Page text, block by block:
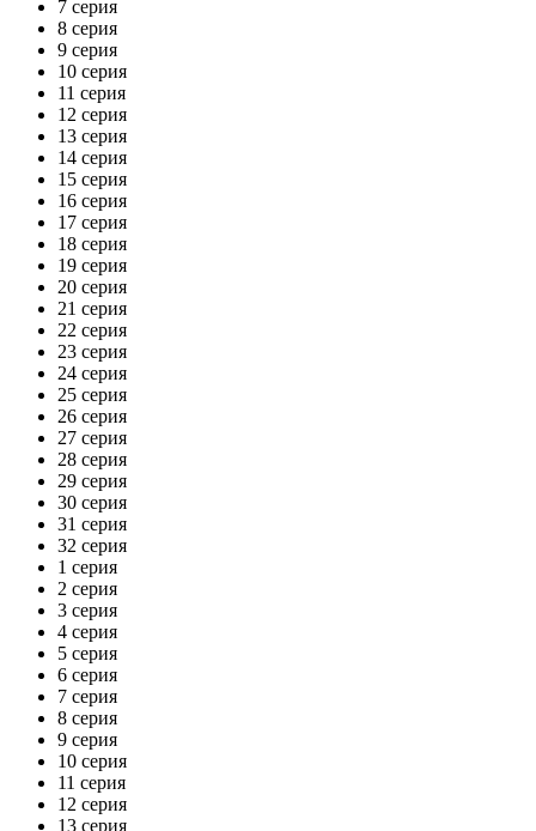
7 серия
8 серия
9 серия
10 серия
11 серия
12 серия
13 серия
14 серия
15 серия
16 серия
17 серия
18 серия
19 серия
20 серия
21 серия
22 серия
23 серия
24 серия
25 серия
26 серия
27 серия
28 серия
29 серия
30 серия
31 серия
32 серия
1 серия
2 серия
3 серия
4 серия
5 серия
6 серия
7 серия
8 серия
9 серия
10 серия
11 серия
12 серия
13 серия